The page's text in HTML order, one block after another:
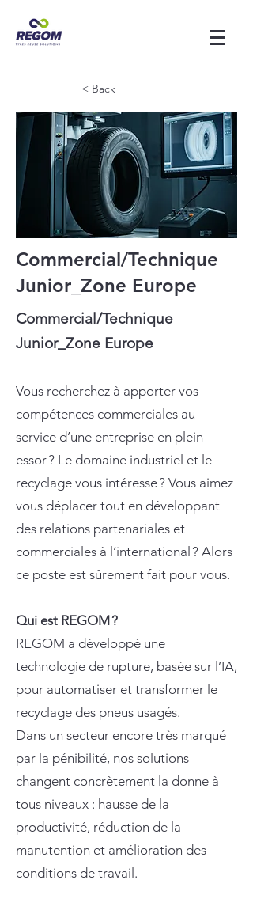
< Back
Commercial/Technique
Junior_Zone Europe
Commercial/Technique
Junior_Zone Europe
Vous recherchez à apporter vos
compétences commerciales au
service d’une entreprise en plein
essor ? Le domaine industriel et le
recyclage vous intéresse ? Vous aimez
vous déplacer tout en développant
des relations partenariales et
commerciales à l’international ? Alors
ce poste est sûrement fait pour vous.
Qui est REGOM ?
REGOM a développé une
technologie de rupture, basée sur l’IA,
pour automatiser et transformer le
recyclage des pneus usagés.
Dans un secteur encore très marqué
par la pénibilité, nos solutions
changent concrètement la donne à
tous niveaux : hausse de la
productivité, réduction de la
manutention et amélioration des
conditions de travail.